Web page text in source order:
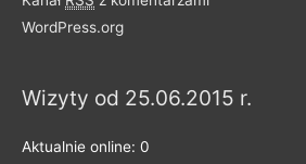
k
WordPress.org
Wizyty od 25.06.2015 r.
Aktualnie online: 0